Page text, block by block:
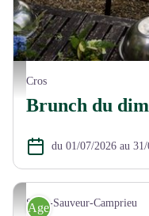
Sous la pergola - La Goose
Cros
Brunch du
du 01/07/2026 au
istockphoto-101577036-612x612
Agenda
Saint-Sauveur-Camprieu